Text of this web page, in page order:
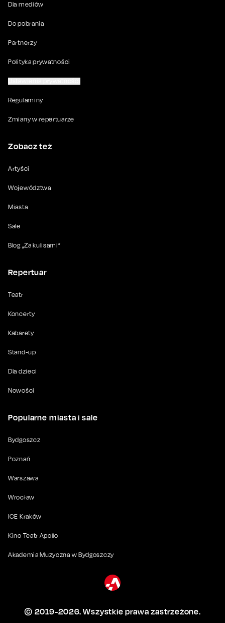
Dla mediów
Do pobrania
Partnerzy
Polityka prywatności
Regulaminy
Zmiany w repertuarze
Zobacz też
Artyści
Województwa
Miasta
Sale
Blog „Za kulisami”
Repertuar
Teatr
Koncerty
Kabarety
Stand-up
Dla dzieci
Nowości
Popularne miasta i sale
Bydgoszcz
Poznań
Warszawa
Wrocław
ICE Kraków
Kino Teatr Apollo
Akademia Muzyczna w Bydgoszczy
© 2019-2026. Wszystkie prawa zastrzeżone.